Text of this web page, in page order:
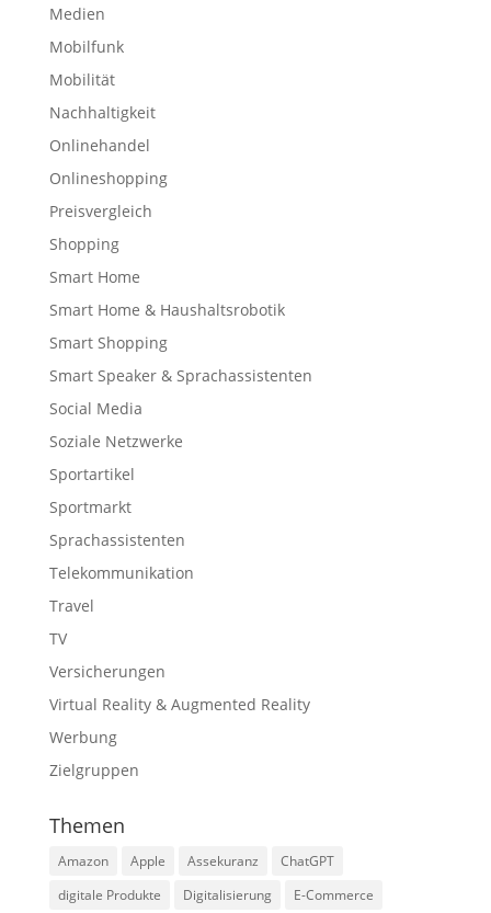
Medien
Mobilfunk
Mobilität
Nachhaltigkeit
Onlinehandel
Onlineshopping
Preisvergleich
Shopping
Smart Home
Smart Home & Haushaltsrobotik
Smart Shopping
Smart Speaker & Sprachassistenten
Social Media
Soziale Netzwerke
Sportartikel
Sportmarkt
Sprachassistenten
Telekommunikation
Travel
TV
Versicherungen
Virtual Reality & Augmented Reality
Werbung
Zielgruppen
Themen
Amazon Apple Assekuranz
ChatGPT
digitale Produkte
Digitalisierung
E-Commerce